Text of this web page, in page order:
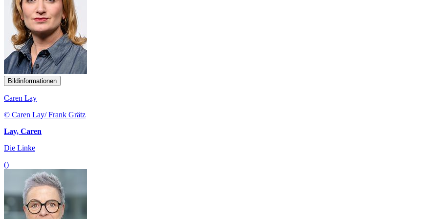
Bildinformationen
Caren Lay
© Caren Lay/ Frank Grätz
Lay, Caren
Die Linke
()